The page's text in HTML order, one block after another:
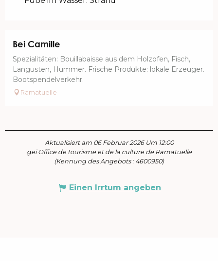
Bei Camille
Spezialitäten: Bouillabaisse aus dem Holzofen, Fisch,
Langusten, Hummer. Frische Produkte: lokale Erzeuger.
Bootspendelverkehr.
Ramatuelle
Aktualisiert am 06 Februar 2026 Um 12:00
gei Office de tourisme et de la culture de Ramatuelle
(Kennung des Angebots : 4600950)
Einen Irrtum angeben